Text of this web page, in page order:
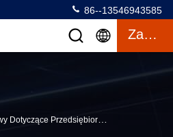
86--13546943585
Zacytować
Dotyczące Przedsiębiorstw Dubai